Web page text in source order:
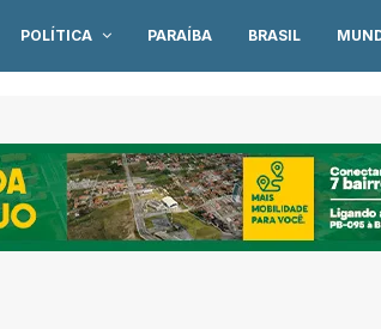
POLÍTICA PARAÍBA BRASIL